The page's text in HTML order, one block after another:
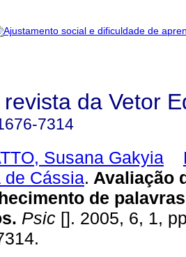
revista da Vetor
7314
Susana Gakyia
de Cássia. Avaliação
de
. Psic []. 2005, 6, 1,